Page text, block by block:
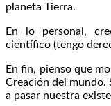
planeta Tierra.
En lo personal,
científico (tengo
En fin, pienso que
Creación del mundo.
a pasar nuestra